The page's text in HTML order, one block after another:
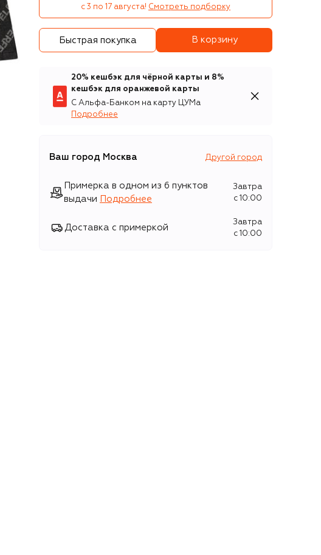
с 3 по 17 августа! Смотреть подборку
Быстрая покупка В корзину
20% кешбэк для чёрной карты и 8%
кешбэк для оранжевой карты
С Альфа-Банком на карту ЦУМа
Подробнее
Ваш город Москва Другой город
Примерка в одном из 6 пунктов
выдачи
Подробнее
Завтра
c 10:00
Доставка с примеркой
Завтра
c 10:00